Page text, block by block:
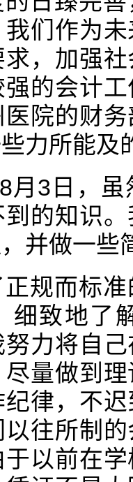
们作为
，加强
的会计
院的财
力所能及
月3日，
的知识
并做一些
规而标
细致地了
力将自
量做到
律，不
往所制
以前在